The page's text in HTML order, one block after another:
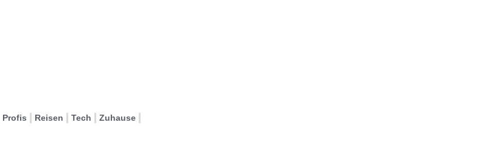
Profis Reisen Tech Zuhause